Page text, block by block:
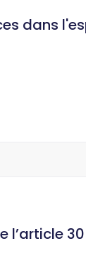
dans
30